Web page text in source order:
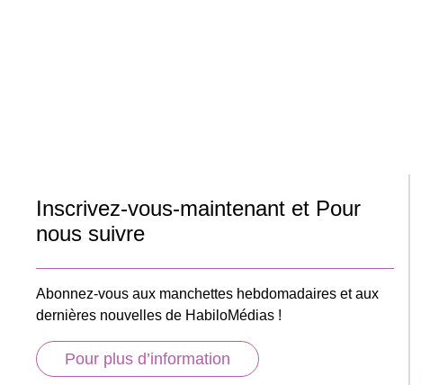
Inscrivez-vous-maintenant et Pour
nous suivre
Abonnez-vous aux manchettes hebdomadaires et aux
dernières nouvelles de HabiloMédias !
Pour plus d’information